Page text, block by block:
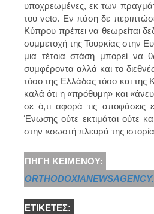
υποχρεωμένες, εκ των
του veto. Εν πάση δε
Κύπρου πρέπει να θεωρείται
συμμετοχή της Τουρκίας στην
μια τέτοια στάση μπορεί να
συμφέροντα αλλά και το
τόσο της Ελλάδας τόσο και
καλά ότι η «πρόθυμη» και
σε ό,τι αφορά τις αποφάσεις
Ένωσης ούτε εκτιμάται ούτε
στην «σωστή πλευρά της
ΠΗΓΉ ΚΕΙΜΈΝΟΥ:
ΕΤΙΚΈΤΕΣ: